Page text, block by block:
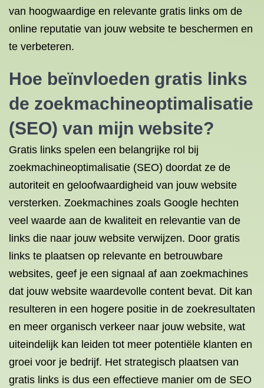
van hoogwaardige en relevante gratis links om de
online reputatie van jouw website te beschermen en
te verbeteren.
Hoe beïnvloeden gratis links
de zoekmachineoptimalisatie
(SEO) van mijn website?
Gratis links spelen een belangrijke rol bij
zoekmachineoptimalisatie (SEO) doordat ze de
autoriteit en geloofwaardigheid van jouw website
versterken. Zoekmachines zoals Google hechten
veel waarde aan de kwaliteit en relevantie van de
links die naar jouw website verwijzen. Door gratis
links te plaatsen op relevante en betrouwbare
websites, geef je een signaal af aan zoekmachines
dat jouw website waardevolle content bevat. Dit kan
resulteren in een hogere positie in de zoekresultaten
en meer organisch verkeer naar jouw website, wat
uiteindelijk kan leiden tot meer potentiële klanten en
groei voor je bedrijf. Het strategisch plaatsen van
gratis links is dus een effectieve manier om de SEO